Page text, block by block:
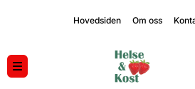
Hopp til innholdHovedsiden Om oss